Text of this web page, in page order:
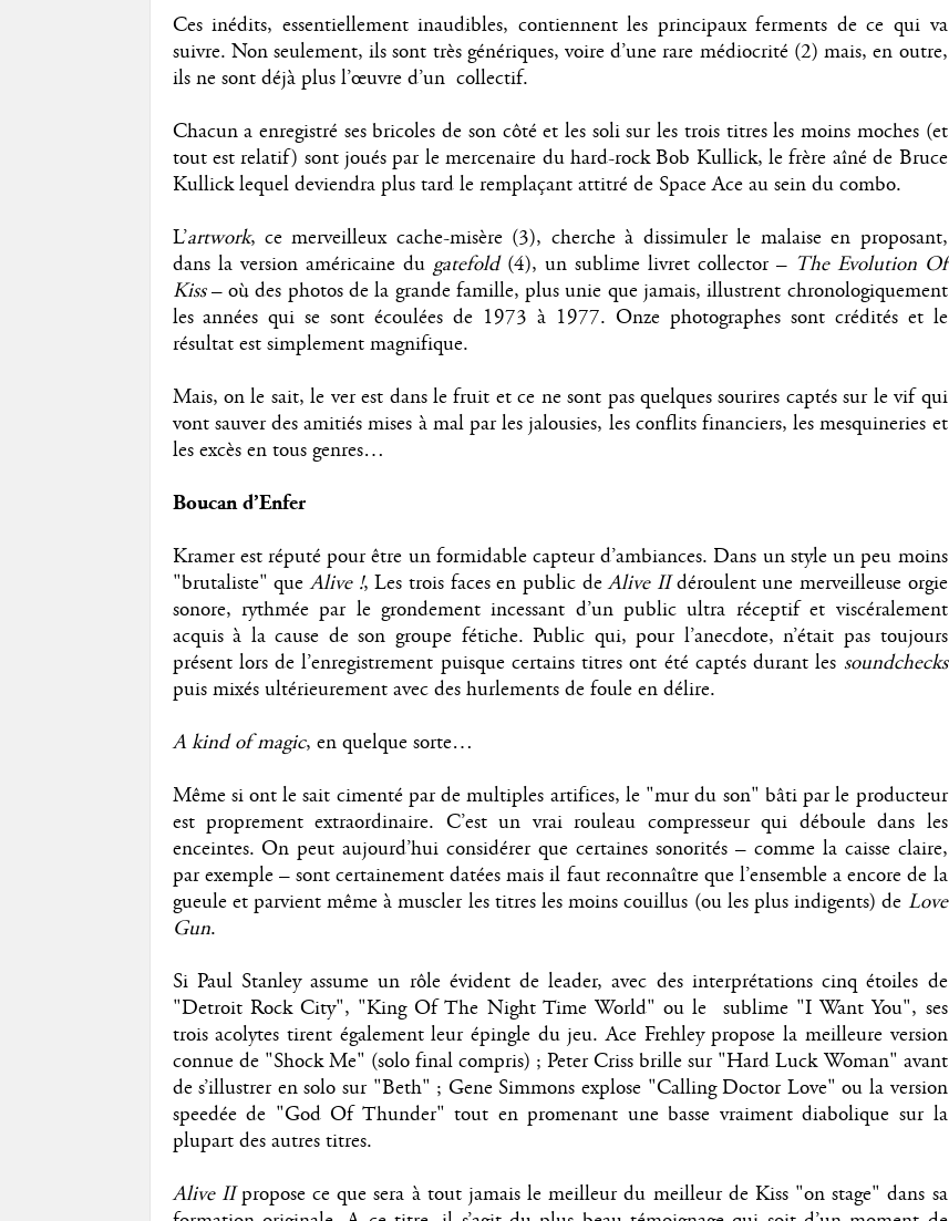
Ces inédits, essentiellement inaudibles, contiennent les principaux ferments de ce qui va
suivre. Non seulement, ils sont très génériques, voire d’une rare médiocrité (2) mais, en outre,
ils ne sont déjà plus l’œuvre d’un collectif.
Chacun a enregistré ses bricoles de son côté et les soli sur les trois titres les moins moches (et
tout est relatif) sont joués par le mercenaire du hard-rock Bob Kullick, le frère aîné de Bruce
Kullick lequel deviendra plus tard le remplaçant attitré de Space Ace au sein du combo.
L’artwork, ce merveilleux cache-misère (3), cherche à dissimuler le malaise en proposant,
dans la version américaine du gatefold(4), un sublime livret collector – The Evolution Of
Kiss– où des photos de la grande famille, plus unie que jamais, illustrent chronologiquement
les années qui se sont écoulées de 1973 à 1977. Onze photographes sont crédités et le
résultat est simplement magnifique.
Mais, on le sait, le ver est dans le fruit et ce ne sont pas quelques sourires captés sur le vif qui
vont sauver des amitiés mises à mal par les jalousies, les conflits financiers, les mesquineries et
les excès en tous genres…
Boucan d’Enfer
Kramer est réputé pour être un formidable capteur d’ambiances. Dans un style un peu moins
"brutaliste" queAlive !, Les trois faces en public deAlive IIdéroulent une merveilleuse orgie
sonore, rythmée par le grondement incessant d’un public ultra réceptif et viscéralement
acquis à la cause de son groupe fétiche. Public qui, pour l’anecdote, n’était pas toujours
présent lors de l’enregistrement puisque certains titres ont été captés durant les soundchecks
puis mixés ultérieurement avec des hurlements de foule en délire.
A kind of magic, en quelque sorte…
Même si ont le sait cimenté par de multiples artifices, le "mur du son" bâti par le producteur
est proprement extraordinaire. C’est un vrai rouleau compresseur qui déboule dans les
enceintes. On peut aujourd’hui considérer que certaines sonorités – comme la caisse claire,
par exemple – sont certainement datées mais il faut reconnaître que l’ensemble a encore de la
gueule et parvient même à muscler les titres les moins couillus (ou les plus indigents) de Love
Gun.
Si Paul Stanley assume un rôle évident de leader, avec des interprétations cinq étoiles de
"Detroit Rock City", "King Of The Night Time World" ou le sublime "I Want You", ses
trois acolytes tirent également leur épingle du jeu. Ace Frehley propose la meilleure version
connue de "Shock Me" (solo final compris) ; Peter Criss brille sur "Hard Luck Woman" avant
de s’illustrer en solo sur "Beth" ; Gene Simmons explose "Calling Doctor Love" ou la version
speedée de "God Of Thunder" tout en promenant une basse vraiment diabolique sur la
plupart des autres titres.
Alive IIpropose ce que sera à tout jamais le meilleur du meilleur de Kiss "on stage" dans sa